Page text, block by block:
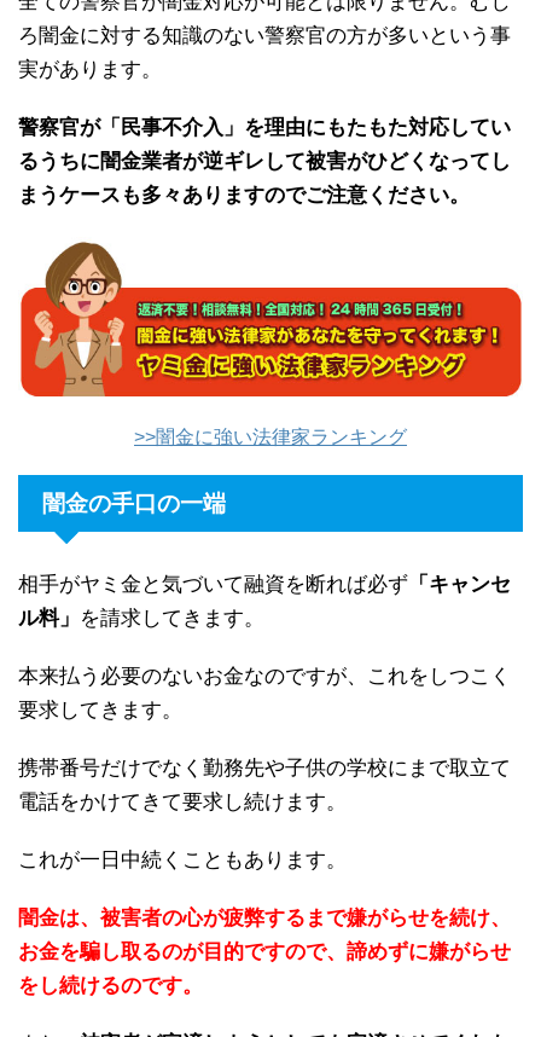
ろ闇金に対する知識のない警察官の方が多いという事
実があります。
警察官が「民事不介入」を理由にもたもた対応してい
るうちに闇金業者が逆ギレして被害がひどくなってし
まうケースも多々ありますのでご注意ください。
>>闇金に強い法律家ランキング
闇金の手口の一端
相手がヤミ金と気づいて融資を断れば必ず 「キャンセ
ル料」 を請求してきます。
本来払う必要のないお金なのですが、これをしつこく
要求してきます。
携帯番号だけでなく勤務先や子供の学校にまで取立て
電話をかけてきて要求し続けます。
これが一日中続くこともあります。
闇金は、被害者の心が疲弊するまで嫌がらせを続け、
お金を騙し取るのが目的ですので、諦めずに嫌がらせ
をし続けるのです。